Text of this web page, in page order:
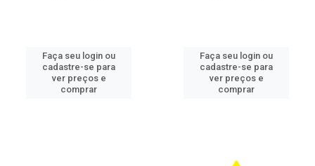
Faça seu login ou
cadastre-se para
ver preços e
comprar
Faça seu login ou
cadastre-se para
ver preços e
comprar